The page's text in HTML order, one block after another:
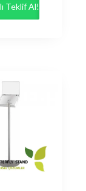
Teklif Al!